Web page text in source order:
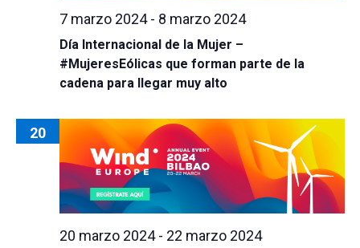
Día Internacional de la Mujer –
#MujeresEólicas que forman parte de la
cadena para llegar muy alto
7 marzo 2024- 8 marzo 2024
20
20 marzo 2024- 22 marzo 2024